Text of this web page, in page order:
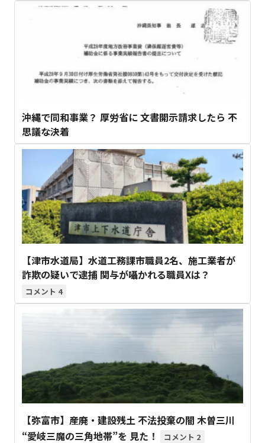
沖縄で同和事業？ 厚労省に 文書開示請求したら 不
思議な決着
【津市水道局】水道工務課市職員2名、施工業者が
詐欺の疑いで逮捕 関与が囁かれる職員Xは？
4
【弥富市】産廃・建設残土 不法投棄の闇 木曽三川
“愛岐三魔の三角地帯”を 見た！
2